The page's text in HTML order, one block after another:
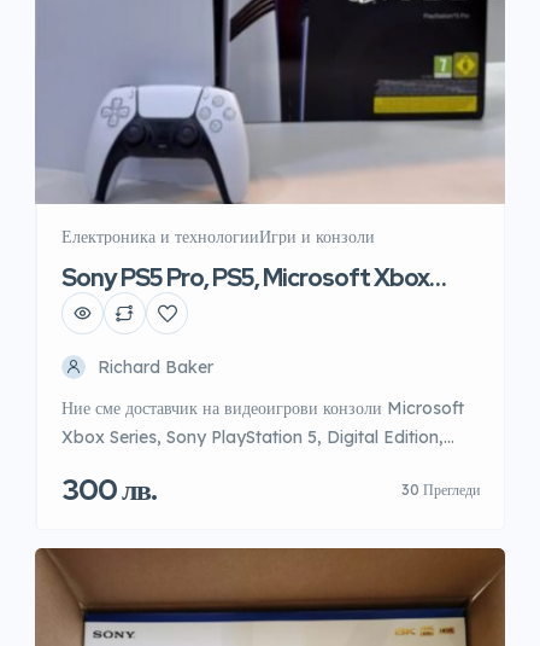
Електроника и технологииИгри и конзоли
Sony PS5 Pro, PS5, Microsoft Xbox
Series X – 2TB, Nintendo
Richard Baker
Ние сме доставчик на видеоигрови конзоли Microsoft
Xbox Series, Sony PlayStation 5, Digital Edition,
запечатани в оригинална кутия с гаранция. Всички
склад в Белгия. Следователно, всяка пратка, изпратена
или данъци […]
300 лв. 30 Прегледи